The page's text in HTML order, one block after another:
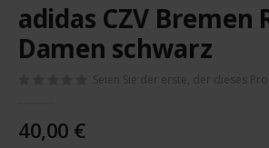
Anfang
der
Bildergalerie
adidas CZV Bremen
Damen schwarz
Seien Sie der erste, der dieses
40,00 €